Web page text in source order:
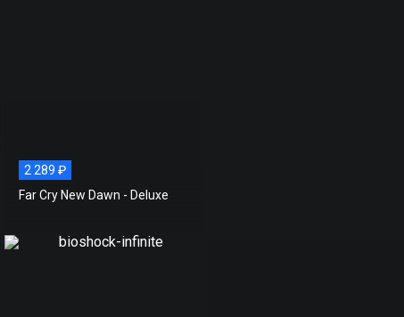
2 289 ₽
Far Cry New Dawn - Deluxe